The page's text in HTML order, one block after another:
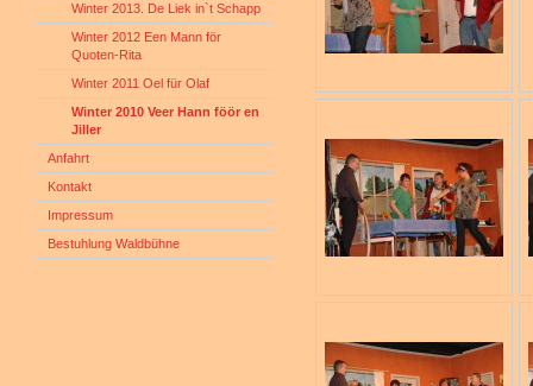
Winter 2013. De Liek in`t Schapp
Winter 2012 Een Mann för
Quoten-Rita
Winter 2011 Oel für Olaf
Winter 2010 Veer Hann föör en
Jiller
Anfahrt
Kontakt
Impressum
Bestuhlung Waldbühne